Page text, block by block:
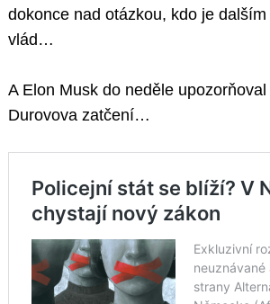
dokonce nad otázkou, kdo je
vlád…
A Elon Musk do neděle
Durovova zatčení…